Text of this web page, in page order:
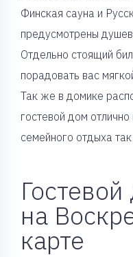
Финская сауна и
предусмотрены
Отдельно стоящий
порадовать вас
Так же в домике
гостевой дом
семейного отдыха
на
карте